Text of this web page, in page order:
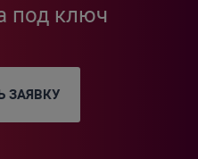
под ключ
ЗАЯВКУ